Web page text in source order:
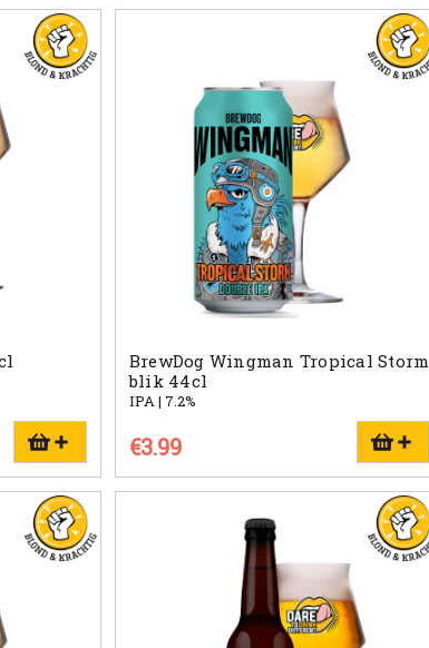
BrewDog Wingman Tropical Storm
blik 44cl
IPA | 7.2%
€3.99